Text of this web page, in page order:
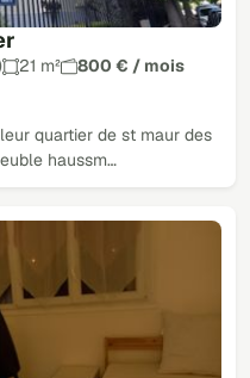
21 m²
800 € / mois
quartier de st maur des
haussm…